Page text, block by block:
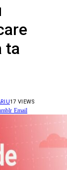
ta
17 VIEWS
Email